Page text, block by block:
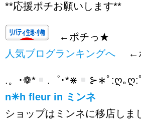
**応援ポチお願いします**
←ポチっ★
人気ブログランキングへ ←
.。･❁* .゜･*⋇
⊱∗ﾟ:ღ｡
n✳︎h fleur in ミンネ
ショップはミンネに移店しま